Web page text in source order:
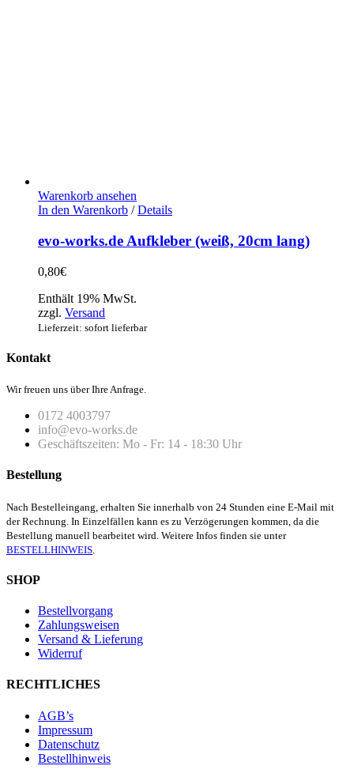
Warenkorb ansehen
In den Warenkorb / Details
evo-works.de Aufkleber (weiß, 20cm lang)
0,80€
Enthält 19% MwSt.
zzgl. Versand
Lieferzeit: sofort lieferbar
Kontakt
Wir freuen uns über Ihre Anfrage.
0172 4003797
info@evo-works.de
Geschäftszeiten: Mo - Fr: 14 - 18:30 Uhr
Bestellung
Nach Bestelleingang, erhalten Sie innerhalb von 24 Stunden eine E-Mail mit
der Rechnung. In Einzelfällen kann es zu Verzögerungen kommen, da die
Bestellung manuell bearbeitet wird. Weitere Infos finden sie unter
BESTELLHINWEIS
SHOP
Bestellvorgang
Zahlungsweisen
Versand & Lieferung
Widerruf
RECHTLICHES
AGB’s
Impressum
Datenschutz
Bestellhinweis